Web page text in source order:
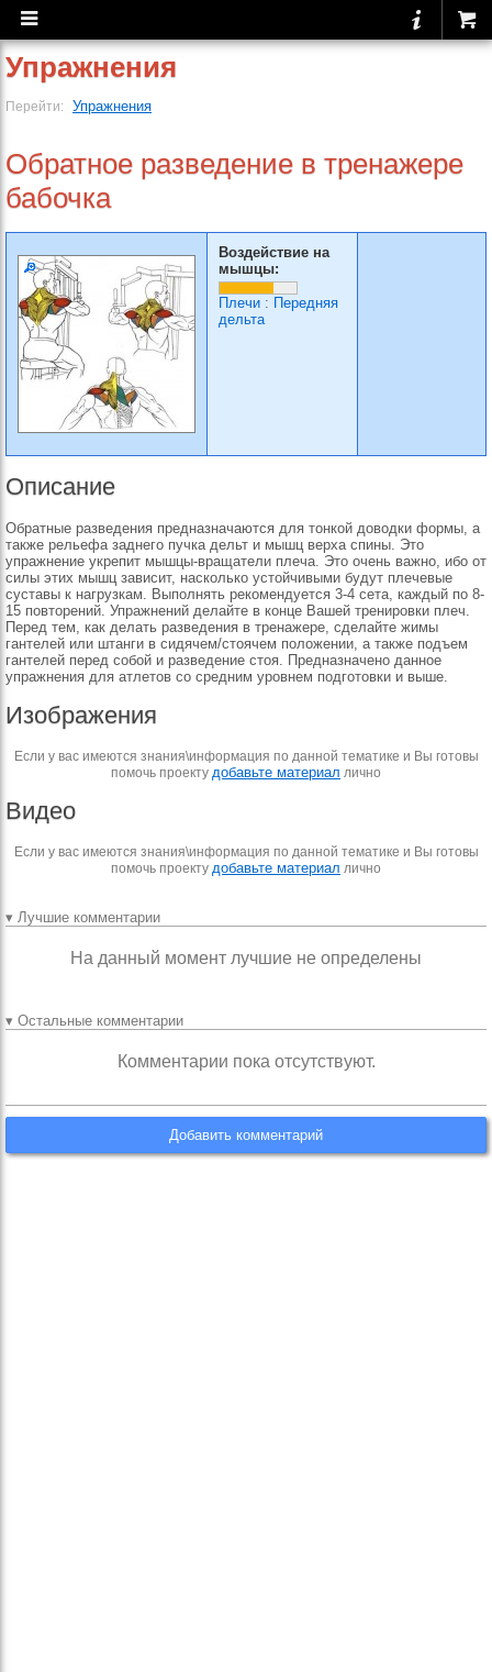
Упражнения
Перейти: Упражнения
Обратное разведение в тренажере
бабочка
Воздействие на
мышцы:
Плечи : Передняя
дельта
Описание
Обратные разведения предназначаются для тонкой доводки формы, а
также рельефа заднего пучка дельт и мышц верха спины. Это
упражнение укрепит мышцы-вращатели плеча. Это очень важно, ибо от
силы этих мышц зависит, насколько устойчивыми будут плечевые
суставы к нагрузкам. Выполнять рекомендуется 3-4 сета, каждый по 8-
15 повторений. Упражнений делайте в конце Вашей тренировки плеч.
Перед тем, как делать разведения в тренажере, сделайте жимы
гантелей или штанги в сидячем/стоячем положении, а также подъем
гантелей перед собой и разведение стоя. Предназначено данное
упражнения для атлетов со средним уровнем подготовки и выше.
Изображения
Если у вас имеются знания\информация по данной тематике и Вы готовы
помочь проекту добавьте материал лично
Видео
Если у вас имеются знания\информация по данной тематике и Вы готовы
помочь проекту добавьте материал лично
▾ Лучшие комментарии
На данный момент лучшие не определены
▾ Остальные комментарии
Комментарии пока отсутствуют.
Добавить комментарий